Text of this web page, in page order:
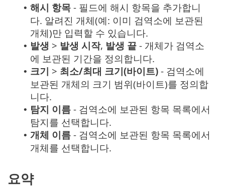
• 해시 항목 - 필드에 해시 항목을 추가합니
다. 알려진 개체(예: 이미 검역소에 보관된
개체)만 입력할 수 있습니다.
• 발생 > 발생 시작, 발생 끝 - 개체가 검역소
에 보관된 기간을 정의합니다.
• 크기 > 최소/최대 크기(바이트) - 검역소에
보관된 개체의 크기 범위(바이트)를 정의합
니다.
• 탐지 이름 - 검역소에 보관된 항목 목록에서
탐지를 선택합니다.
• 개체 이름 - 검역소에 보관된 항목 목록에서
개체를 선택합니다.
요약